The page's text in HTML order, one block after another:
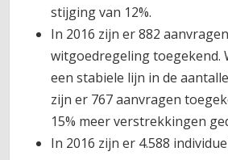
stijging van 12%.
In 2016 zijn er 882
witgoedregeling toegekend.
een stabiele lijn in de
zijn er 767 aanvragen
15% meer verstrekkingen
In 2016 zijn er 4.588